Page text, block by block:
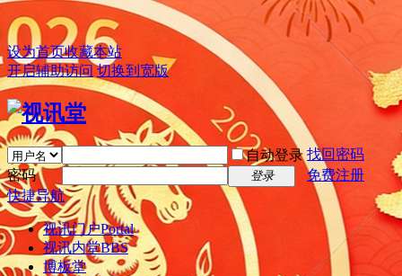
设为首页收藏本站
开启辅助访问 切换到宽版
自动登录 找回密码
密码
登录
免费注册
快捷导航
视讯门户Portal
视讯内堂BBS
博板堂